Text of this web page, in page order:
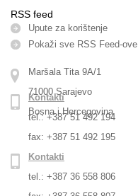
RSS feed
Upute za korištenje
Pokaži sve RSS Feed-оve
Maršala Tita 9A/1
71000 Sarajevo
Bosna i Hercegovina
Kontakti
tel.: +387 51 492 194
fax: +387 51 492 195
Kontakti
tel.: +387 36 558 806